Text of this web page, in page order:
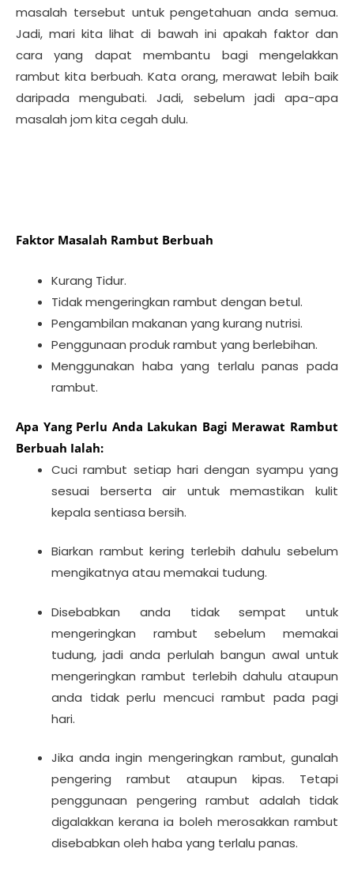
masalah tersebut untuk pengetahuan anda semua.
Jadi, mari kita lihat di bawah ini apakah faktor dan
cara yang dapat membantu bagi mengelakkan
rambut kita berbuah. Kata orang, merawat lebih baik
daripada mengubati. Jadi, sebelum jadi apa-apa
masalah jom kita cegah dulu.
Faktor Masalah Rambut Berbuah
Kurang Tidur.
Tidak mengeringkan rambut dengan betul.
Pengambilan makanan yang kurang nutrisi.
Penggunaan produk rambut yang berlebihan.
Menggunakan haba yang terlalu panas pada
rambut.
Apa Yang Perlu Anda Lakukan Bagi Merawat Rambut
Berbuah Ialah:
Cuci rambut setiap hari dengan syampu yang
sesuai berserta air untuk memastikan kulit
kepala sentiasa bersih.
Biarkan rambut kering terlebih dahulu sebelum
mengikatnya atau memakai tudung.
Disebabkan anda tidak sempat untuk
mengeringkan rambut sebelum memakai
tudung, jadi anda perlulah bangun awal untuk
mengeringkan rambut terlebih dahulu ataupun
anda tidak perlu mencuci rambut pada pagi
hari.
Jika anda ingin mengeringkan rambut, gunalah
pengering rambut ataupun kipas. Tetapi
penggunaan pengering rambut adalah tidak
digalakkan kerana ia boleh merosakkan rambut
disebabkan oleh haba yang terlalu panas.